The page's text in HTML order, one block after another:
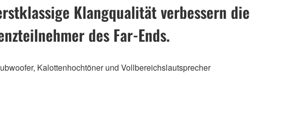
Klangqualität verbessern die
des Far-Ends.
Kalottenhochtöner und Vollbereichslautsprecher